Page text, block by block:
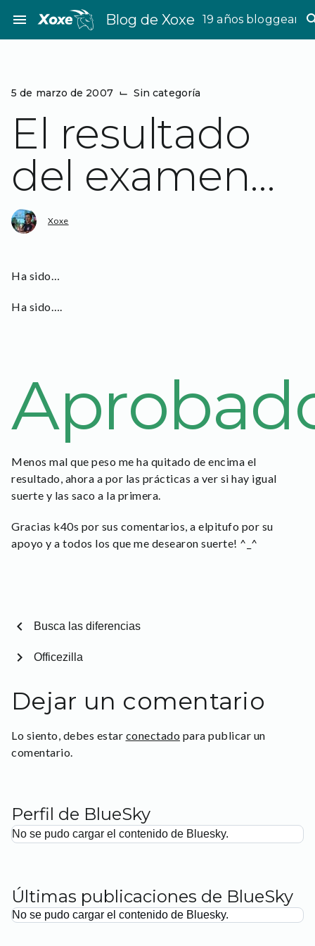
contenido
menu Blog de Xoxe 19 años
5 de marzo de 2007 ⌙ Sin categoría
El resultado
del examen…
Xoxe
Ha sido…
Ha sido….
Menos mal que peso me ha quitado de encima el
resultado, ahora a por las prácticas a ver si hay igual
suerte y las saco a la primera.
Gracias k40s por sus comentarios, a elpitufo por su
apoyo y a todos los que me desearon suerte! ^_^
chevron_left Busca las diferencias
Officezilla
chevron_right
Dejar un comentario
Lo siento, debes estar conectado para publicar un
comentario.
Perfil de BlueSky
No se pudo cargar el contenido de Bluesky.
Últimas publicaciones de BlueSky
No se pudo cargar el contenido de Bluesky.